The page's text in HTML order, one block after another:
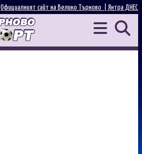
Янтра ДНЕС
Официалният сайт на Велико Търново |